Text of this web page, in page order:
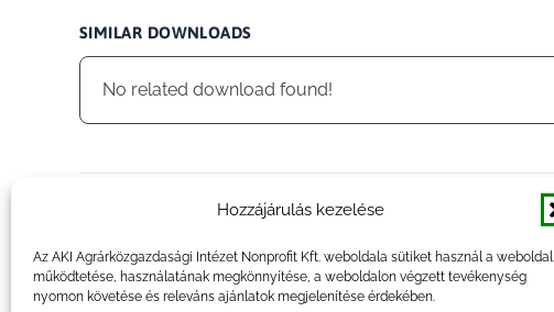
Hozzájárulás kezelése
Az AKI Agrárközgazdasági Intézet Nonprofit Kft. weboldala sütiket használ a weboldal
működtetése, használatának megkönnyítése, a weboldalon végzett tevékenység
nyomon követése és releváns ajánlatok megjelenítése érdekében.
SIMILAR DOWNLOADS
No related download found!